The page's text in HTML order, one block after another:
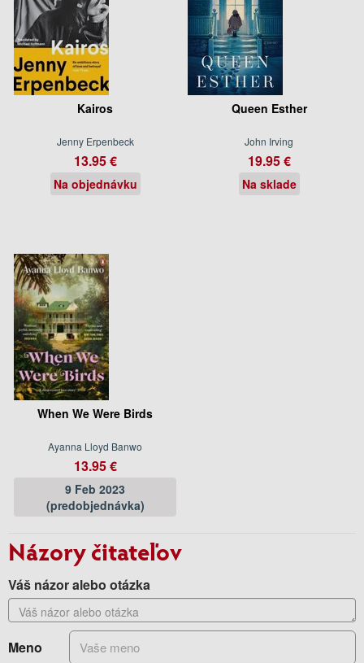
Kairos
Jenny Erpenbeck
13.95 €
Na objednávku
Queen Esther
John Irving
19.95 €
Na sklade
When We Were Birds
Ayanna Lloyd Banwo
13.95 €
9 Feb 2023
(predobjednávka)
Názory čitateľov
Váš názor alebo otázka
Meno